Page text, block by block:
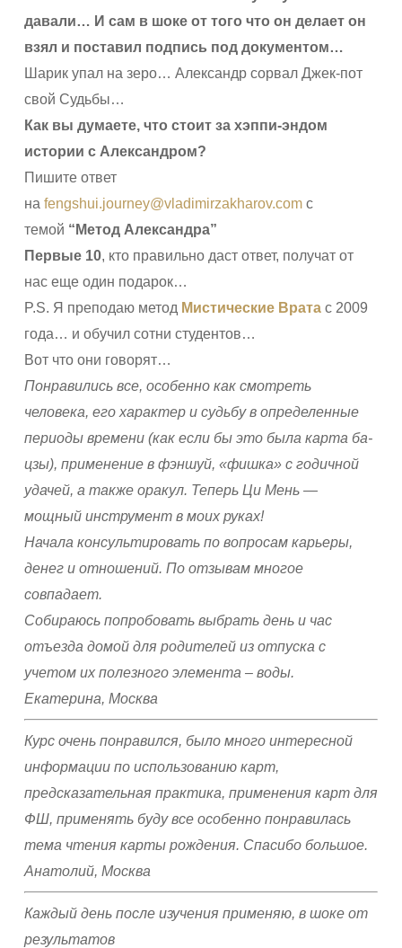
давали… И сам в шоке от того что он делает он
взял и поставил подпись под документом…
Шарик упал на зеро… Александр сорвал Джек-пот
свой Судьбы…
Как вы думаете, что стоит за хэппи-эндом
истории с Александром?
Пишите ответ
на fengshui.journey@vladimirzakharov.com с
темой “Метод Александра”
Первые 10, кто правильно даст ответ, получат от
нас еще один подарок…
P.S. Я преподаю метод Мистические Врата с 2009
года… и обучил сотни студентов…
Вот что они говорят…
Понравились все, особенно как смотреть
человека, его характер и судьбу в определенные
периоды времени (как если бы это была карта ба-
цзы), применение в фэншуй, «фишка» с годичной
удачей, а также оракул. Теперь Ци Мень —
мощный инструмент в моих руках!
Начала консультировать по вопросам карьеры,
денег и отношений. По отзывам многое
совпадает.
Собираюсь попробовать выбрать день и час
отъезда домой для родителей из отпуска с
учетом их полезного элемента – воды.
Екатерина, Москва
Курс очень понравился, было много интересной
информации по использованию карт,
предсказательная практика, применения карт для
ФШ, применять буду все особенно понравилась
тема чтения карты рождения. Спасибо большое.
Анатолий, Москва
Каждый день после изучения применяю, в шоке от
результатов